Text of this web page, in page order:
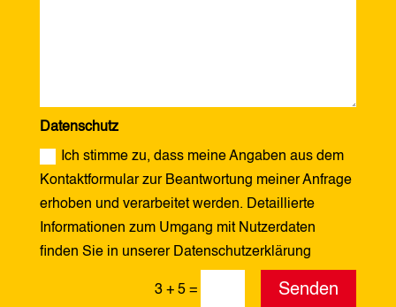
Datenschutz
Ich stimme zu, dass meine Angaben aus dem
Kontaktformular zur Beantwortung meiner Anfrage
erhoben und verarbeitet werden. Detaillierte
Informationen zum Umgang mit Nutzerdaten
finden Sie in unserer Datenschutzerklärung
3 + 5 = Senden